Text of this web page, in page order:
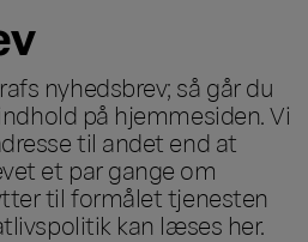
nyhedsbrev; så går du
på hjemmesiden. Vi
til andet end at
et par gange om
til formålet tjenesten
kan læses her.